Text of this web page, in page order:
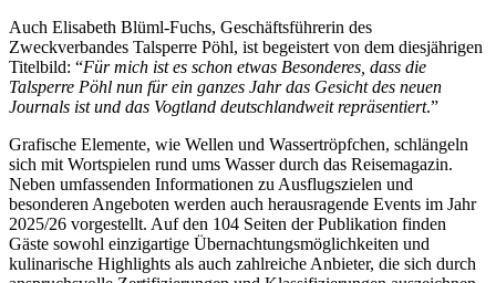
Auch Elisabeth Blüml-Fuchs, Geschäftsführerin des
Zweckverbandes Talsperre Pöhl, ist begeistert von dem diesjährigen
Titelbild: “Für mich ist es schon etwas Besonderes, dass die
Talsperre Pöhl nun für ein ganzes Jahr das Gesicht des neuen
Journals ist und das Vogtland deutschlandweit repräsentiert.”
Grafische Elemente, wie Wellen und Wassertröpfchen, schlängeln
sich mit Wortspielen rund ums Wasser durch das Reisemagazin.
Neben umfassenden Informationen zu Ausflugszielen und
besonderen Angeboten werden auch herausragende Events im Jahr
2025/26 vorgestellt. Auf den 104 Seiten der Publikation finden
Gäste sowohl einzigartige Übernachtungsmöglichkeiten und
kulinarische Highlights als auch zahlreiche Anbieter, die sich durch